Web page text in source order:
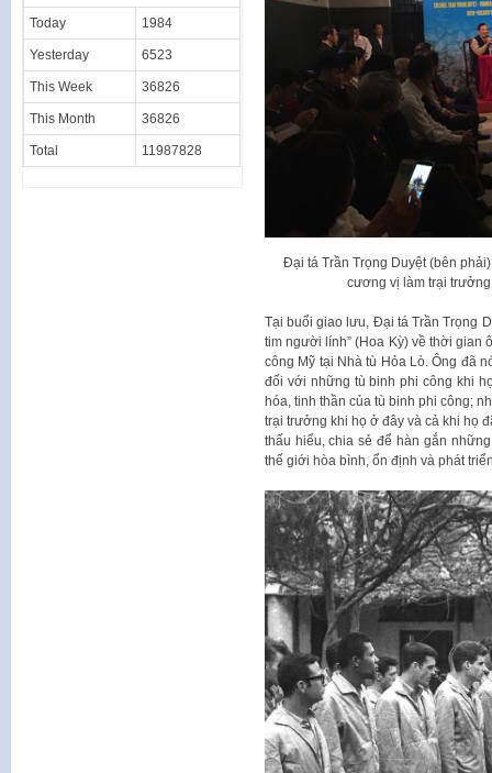
Đại tá Trần Trọng Duyệt (bên
cương vị làm trại
Tại buổi giao lưu, Đại tá Trần Trọng
tim người lính” (Hoa Kỳ) về thời
công Mỹ tại Nhà tù Hỏa Lò. Ông đã
đối với những tù binh phi công khi
hóa, tinh thần của tù binh phi công;
trại trưởng khi họ ở đây và cả khi họ
thấu hiểu, chia sẻ để hàn gắn
thế giới hòa bình, ổn định và phát
Today 1984
Yesterday 6523
This Week 36826
This Month 36826
Total 11987828